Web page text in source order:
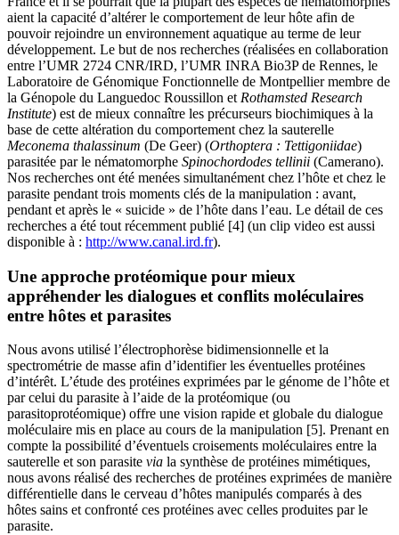
aient la capacité d’altérer le comportement de leur hôte afin de
pouvoir rejoindre un environnement aquatique au terme de leur
développement. Le but de nos recherches (réalisées en collaboration
entre l’UMR 2724 CNR/IRD, l’UMR INRA Bio3P de Rennes, le
Laboratoire de Génomique Fonctionnelle de Montpellier membre de
la Génopole du Languedoc Roussillon et Rothamsted Research
Institute) est de mieux connaître les précurseurs biochimiques à la
base de cette altération du comportement chez la sauterelle
Meconema thalassinum (De Geer) (Orthoptera : Tettigoniidae)
parasitée par le nématomorphe Spinochordodes tellinii (Camerano).
Nos recherches ont été menées simultanément chez l’hôte et chez le
parasite pendant trois moments clés de la manipulation : avant,
pendant et après le « suicide » de l’hôte dans l’eau. Le détail de ces
recherches a été tout récemment publié [4] (un clip video est aussi
disponible à : http://www.canal.ird.fr).
Une approche protéomique pour mieux
appréhender les dialogues et conflits moléculaires
entre hôtes et parasites
Nous avons utilisé l’électrophorèse bidimensionnelle et la
spectrométrie de masse afin d’identifier les éventuelles protéines
d’intérêt. L’étude des protéines exprimées par le génome de l’hôte et
par celui du parasite à l’aide de la protéomique (ou
parasitoprotéomique) offre une vision rapide et globale du dialogue
moléculaire mis en place au cours de la manipulation [5]. Prenant en
compte la possibilité d’éventuels croisements moléculaires entre la
sauterelle et son parasite via la synthèse de protéines mimétiques,
nous avons réalisé des recherches de protéines exprimées de manière
différentielle dans le cerveau d’hôtes manipulés comparés à des
hôtes sains et confronté ces protéines avec celles produites par le
parasite.